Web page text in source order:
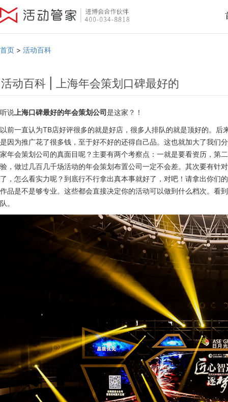
首页 > 活动百科
活动百科 | 上海年会策划口碑最好的
听说 上海口碑最好的年会策划公司是这家？！
以前一直认为TB店好评很多的就是好店，很多人排队的就是顶好的。
是因为推广花了很多钱，至于好不好的还得自己品。这也就加大了我们
家年会策划公司的真面目呢？主要有两个考察点：一就是要看资历，第
验，做过几百几千场活动的年会策划布置公司一定不会差。其次要有针
了，怎么看实力呢？到底行不行拿出真本事就好了，对吧！请拿出你们
作品是不是够专业。这些都会直接决定你的活动可以做到什么档次。看
队。